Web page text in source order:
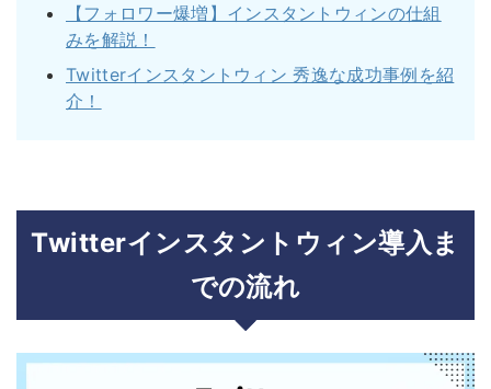
【フォロワー爆増】インスタントウィンの仕組
みを解説！
Twitterインスタントウィン 秀逸な成功事例を紹
介！
Twitterインスタントウィン導入ま
での流れ